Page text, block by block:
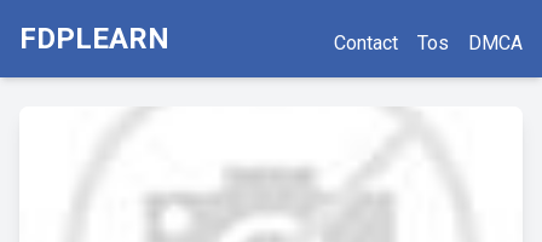
FDPLEARN Contact Tos DMCA